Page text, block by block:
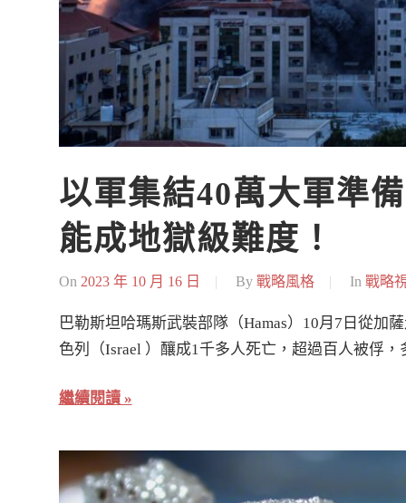
以軍集結40萬大軍準
能成地獄級難度！
On 2023 年 10 月 16 日 By 戰略風格 In 戰略
巴勒斯坦哈瑪斯武裝部隊（Hamas）10月7日從加
色列（Israel ）釀成1千多人死亡，超過百人被俘
繼續閱讀